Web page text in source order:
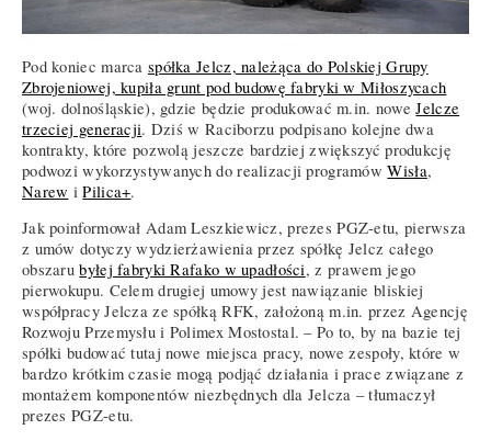
Pod koniec marca spółka Jelcz, należąca do Polskiej Grupy
Zbrojeniowej, kupiła grunt pod budowę fabryki w Miłoszycach
(woj. dolnośląskie), gdzie będzie produkować m.in. noweJelcze
trzeciej generacji. Dziś w Raciborzu podpisano kolejne dwa
kontrakty, które pozwolą jeszcze bardziej zwiększyć produkcję
podwozi wykorzystywanych do realizacji programówWisła,
Narew iPilica+.
Jak poinformował Adam Leszkiewicz, prezes PGZ-etu, pierwsza
z umów dotyczy wydzierżawienia przez spółkę Jelcz całego
obszarubyłej fabryki Rafako w upadłości, z prawem jego
pierwokupu. Celem drugiej umowy jest nawiązanie bliskiej
współpracy Jelcza ze spółką RFK, założoną m.in. przez Agencję
Rozwoju Przemysłu i Polimex Mostostal. – Po to, by na bazie tej
spółki budować tutaj nowe miejsca pracy, nowe zespoły, które w
bardzo krótkim czasie mogą podjąć działania i prace związane z
montażem komponentów niezbędnych dla Jelcza – tłumaczył
prezes PGZ-etu.